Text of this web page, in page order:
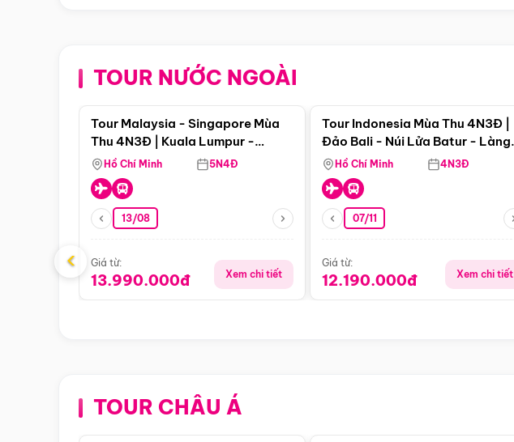
TOUR NƯỚC NGOÀI
Điểm nổi bật
Tour Malaysia - Singapore Mùa
Thu 4N3Đ | Kuala Lumpur -
Malacca - Johor Baru -
Singapore
Hồ Chí Minh 5N4Đ
13/08
Giá từ:
13.990.000đ Xem chi tiết
Tour Indonesia Mùa Thu 4N3Đ |
Đảo Bali - Núi Lửa Batur - Làng
Penglipuran
Hồ Chí Minh 4N3Đ
07/11
Giá từ:
12.190.000đ Xem chi tiết
‹
TOUR CHÂU ÁĐiểm nổi bật